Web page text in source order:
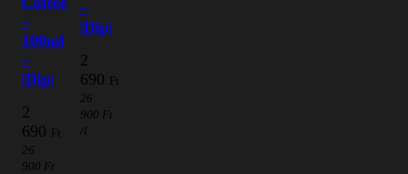
–
100ml
–
|Dip|
2
690 Ft
26
900 Ft
–
|Dip|
2
690 Ft
26
900 Ft
/l